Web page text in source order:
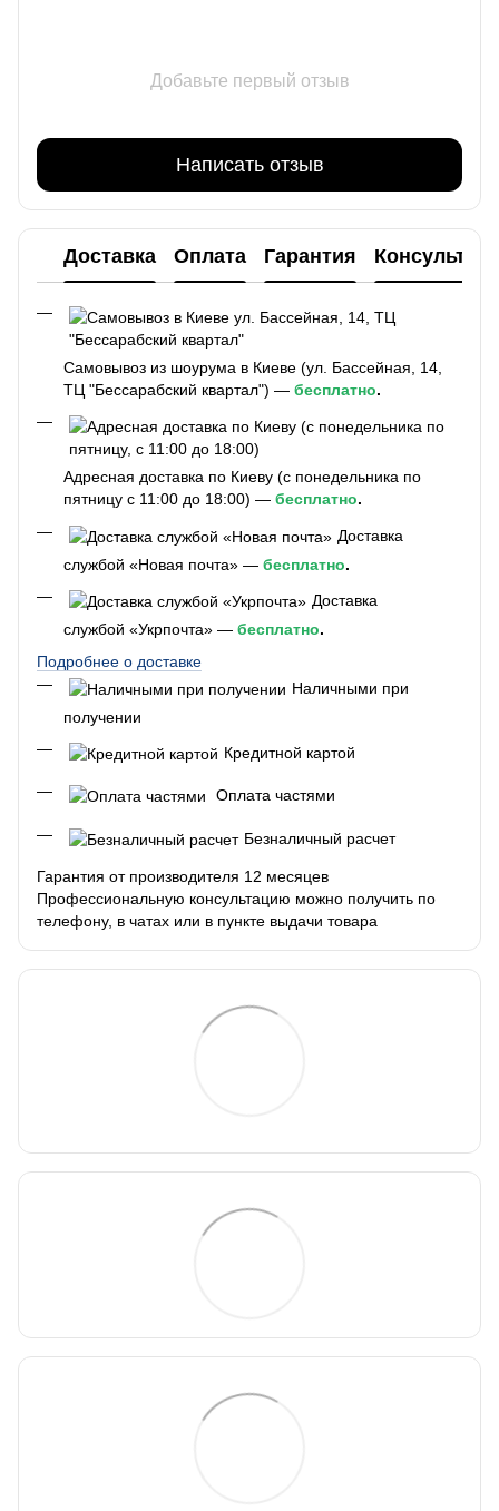
Добавьте первый отзыв
Написать отзыв
Доставка Оплата Гарантия
Самовывоз из шоурума в Киеве (ул. Бассейная, 14,
ТЦ "Бессарабский квартал") — бесплатно.
Адресная доставка по Киеву (с понедельника по
пятницу с 11:00 до 18:00) — бесплатно.
Доставка
службой «Новая почта» — бесплатно.
Доставка
службой «Укрпочта» — бесплатно.
Подробнее о доставке
Наличными при
получении
Кредитной картой
Оплата частями
Безналичный расчет
Гарантия от производителя 12 месяцев
Профессиональную консультацию можно получить по
телефону, в чатах или в пункте выдачи товара